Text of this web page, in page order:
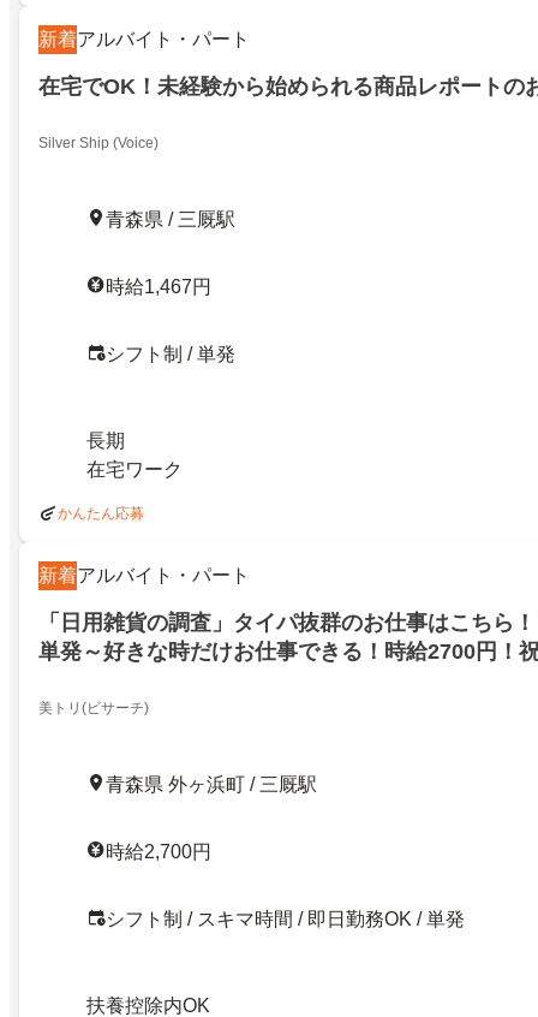
新着アルバイト・パート
在宅でOK！未経験から始められる商品レポートの
Silver Ship (Voice)
青森県 / 三厩駅
時給1,467円
シフト制 / 単発
長期
在宅ワーク
かんたん応募
新着アルバイト・パート
「日用雑貨の調査」タイパ抜群のお仕事はこちら
単発～好きな時だけお仕事できる！時給2700円！
美トリ(ビサーチ)
青森県 外ヶ浜町 / 三厩駅
時給2,700円
シフト制 / スキマ時間 / 即日勤務OK / 単発
扶養控除内OK